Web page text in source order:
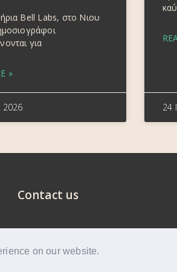
on our website.
Bell Labs, στο Νιου
για
»
2026 24
Contact us